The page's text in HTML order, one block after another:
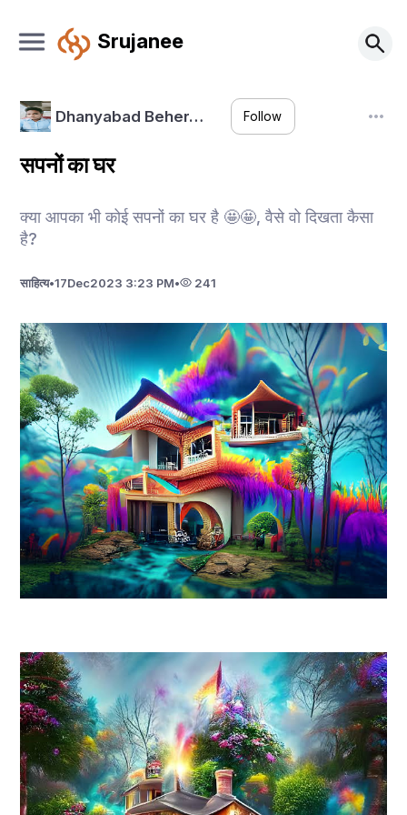
Srujanee
Dhanyabad Beher… Follow
सपनों का घर
क्या आपका भी कोई सपनों का घर है 🤩🤩, वैसे वो दिखता कैसा
है?
साहित्य•17Dec2023 3:23 PM• 241